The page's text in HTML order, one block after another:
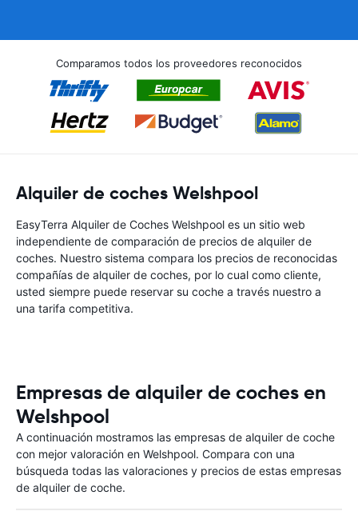
Comparamos todos los proveedores reconocidos
Alquiler de coches Welshpool
EasyTerra Alquiler de Coches Welshpool es un sitio web
independiente de comparación de precios de alquiler de
coches. Nuestro sistema compara los precios de reconocidas
compañías de alquiler de coches, por lo cual como cliente,
usted siempre puede reservar su coche a través nuestro a
una tarifa competitiva.
Empresas de alquiler de coches en
Welshpool
A continuación mostramos las empresas de alquiler de coche
con mejor valoración en Welshpool. Compara con una
búsqueda todas las valoraciones y precios de estas empresas
de alquiler de coche.